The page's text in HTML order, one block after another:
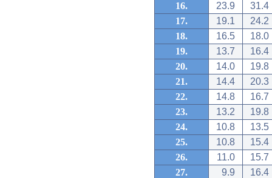
16.
23.9
31.4
17.
19.1
24.2
18.
16.5
18.0
19.
13.7
16.4
20.
14.0
19.8
21.
14.4
20.3
22.
14.8
16.7
23.
13.2
19.8
24.
10.8
13.5
25.
10.8
15.4
26.
11.0
15.7
27.
9.9
16.4